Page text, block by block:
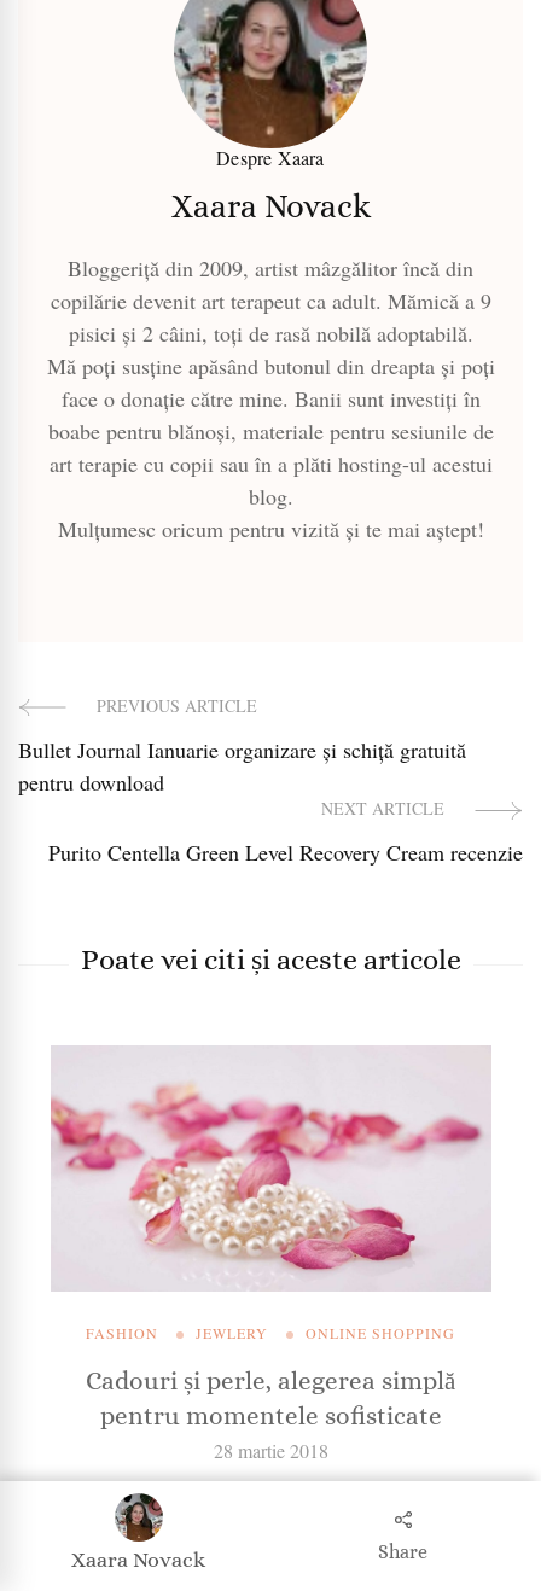
Xaara Novack Share
Despre Xaara
Xaara Novack
Bloggeriță din 2009, artist mâzgălitor încă din
copilărie devenit art terapeut ca adult. Mămică a 9
pisici și 2 câini, toți de rasă nobilă adoptabilă.
Mă poți susține apăsând butonul din dreapta și poți
face o donație către mine. Banii sunt investiți în
boabe pentru blănoși, materiale pentru sesiunile de
art terapie cu copii sau în a plăti hosting-ul acestui
blog.
Mulțumesc oricum pentru vizită și te mai aștept!
Post
Navigation
PREVIOUS ARTICLE
Bullet Journal Ianuarie organizare și schiță gratuită
pentru download
NEXT ARTICLE
Purito Centella Green Level Recovery Cream recenzie
Poate vei citi și aceste articole
FASHION JEWLERY ONLINE SHOPPING
Cadouri și perle, alegerea simplă
pentru momentele sofisticate
28 martie 2018